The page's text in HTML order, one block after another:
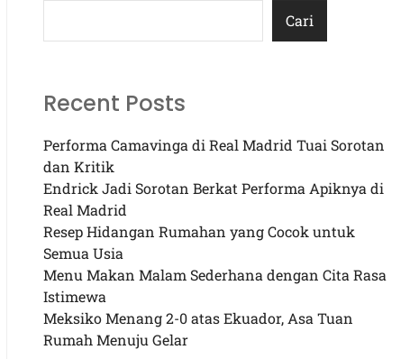
Cari
Recent Posts
Performa Camavinga di Real Madrid Tuai Sorotan
dan Kritik
Endrick Jadi Sorotan Berkat Performa Apiknya di
Real Madrid
Resep Hidangan Rumahan yang Cocok untuk
Semua Usia
Menu Makan Malam Sederhana dengan Cita Rasa
Istimewa
Meksiko Menang 2-0 atas Ekuador, Asa Tuan
Rumah Menuju Gelar